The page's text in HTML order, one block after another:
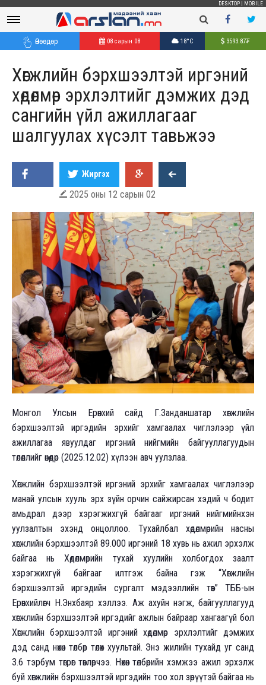
DESKTOP MOBILE
Өнөөдөр 08 сарын 08 18°C 3593.87₮
Хөгжлийн бэрхшээлтэй иргэний
хөдөлмөр эрхлэлтийг дэмжих дэд
сангийн үйл ажиллагааг
шалгуулах хүсэлт тавьжээ
Жиргэх
 2025 оны 12 сарын 02
Монгол Улсын Ерөнхий сайд Г.Занданшатар хөгжлийн
бэрхшээлтэй иргэдийн эрхийг хамгаалах чиглэлээр үйл
ажиллагаа явуулдаг иргэний нийгмийн байгууллагуудын
төлөөллийг өнөөдөр (2025.12.02) хүлээн авч уулзлаа.
Хөгжлийн бэрхшээлтэй иргэний эрхийг хамгаалах чиглэлээр
манай улсын хууль эрх зүйн орчин сайжирсан хэдий ч бодит
амьдрал дээр хэрэгжихгүй байгааг иргэний нийгмийнхэн
уулзалтын эхэнд онцоллоо. Тухайлбал хөдөлмөрийн насны
хөгжлийн бэрхшээлтэй 89.000 иргэний 18 хувь нь ажил эрхэлж
байгаа нь Хөдөлмөрийн тухай хуулийн холбогдох заалт
хэрэгжихгүй байгааг илтгэж байна гэж “Хөгжлийн
бэрхшээлтэй иргэдийн сургалт мэдээллийн төв” ТББ-ын
Ерөнхийлөгч Н.Энхбаяр хэллээ. Аж ахуйн нэгж, байгууллагууд
хөгжлийн бэрхшээлтэй иргэдийг ажлын байраар хангаагүй бол
Хөгжлийн бэрхшээлтэй иргэний хөдөлмөр эрхлэлтийг дэмжих
дэд санд нөхөн төлбөр төлөх хуультай. Энэ жилийн тухайд уг санд
3.6 тэрбум төгрөг төвлөрчээ. Нөхөн төлбөрийн хэмжээ ажил эрхэлж
буй хөгжлийн бэрхшээлтэй иргэдийн тоо хол зөрүүтэй байгаа нь